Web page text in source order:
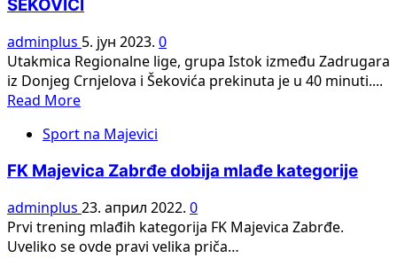
PREDSTAVLJEN
NOVI
ŠEF
STRUČNOG
ŠTABA
“ZVIJEZDA
ŠEKOVIĆI
adminplus 5. јун 2023. 0
Utakmica Regionalne lige, grupa Istok između Zadrugara
iz Donjeg Crnjelova i Šekovića prekinuta je u 40 minuti....
Read MoreRead
about
U
CRNJELOVU,
ZADRUGAR
Sport na Majevici
FK Majevica Zabrđe dobija mlađe kategorije
adminplus 23. април 2022. 0
Prvi trening mlađih kategorija FK Majevica Zabrđe.
Uveliko se ovde pravi velika priča…